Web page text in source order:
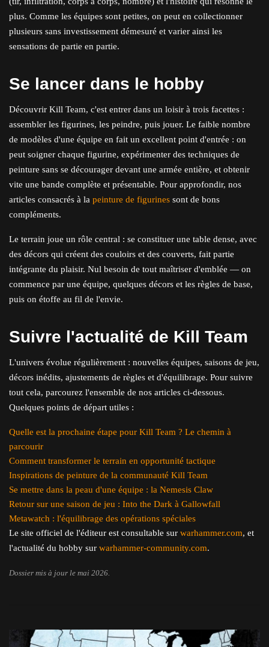
plus. Comme les équipes sont petites, on peut en collectionner
plusieurs sans investissement démesuré et varier ainsi les
sensations de partie en partie.
Se lancer dans le hobby
Découvrir Kill Team, c'est entrer dans un loisir à trois facettes :
assembler les figurines, les peindre, puis jouer. Le faible nombre
de modèles d'une équipe en fait un excellent point d'entrée : on
peut soigner chaque figurine, expérimenter des techniques de
peinture sans se décourager devant une armée entière, et obtenir
vite une bande complète et présentable. Pour approfondir, nos
articles consacrés à la peinture de figurines sont de bons
compléments.
Le terrain joue un rôle central : se constituer une table dense, avec
des décors qui créent des couloirs et des couverts, fait partie
intégrante du plaisir. Nul besoin de tout maîtriser d'emblée — on
commence par une équipe, quelques décors et les règles de base,
puis on étoffe au fil de l'envie.
Suivre l'actualité de Kill Team
L'univers évolue régulièrement : nouvelles équipes, saisons de jeu,
décors inédits, ajustements de règles et d'équilibrage. Pour suivre
tout cela, parcourez l'ensemble de nos articles ci-dessous.
Quelques points de départ utiles :
Quelle est la prochaine étape pour Kill Team ? Le chemin à
parcourir
Comment transformer le terrain en opportunité tactique
Inspirations de peinture de la communauté Kill Team
Se mettre dans la peau d'une équipe : la Nemesis Claw
Retour sur une saison de jeu : Into the Dark à Gallowfall
Metawatch : l'équilibrage des opérations spéciales
Le site officiel de l'éditeur est consultable sur warhammer.com, et
l'actualité du hobby sur warhammer-community.com.
Dossier mis à jour le mai 2026.